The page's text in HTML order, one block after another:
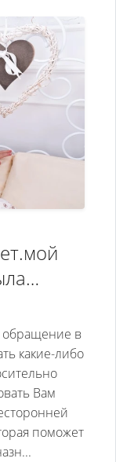
О
с
одном
с
то
-
Я
нагоду
и
обращение в
какие-либо
Вам
поможет